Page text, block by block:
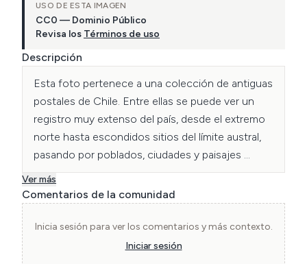
USO DE ESTA IMAGEN
CC0 — Dominio Público
Revisa los Términos de uso
Descripción
Esta foto pertenece a una colección de antiguas
postales de Chile. Entre ellas se puede ver un
registro muy extenso del país, desde el extremo
norte hasta escondidos sitios del límite austral,
pasando por poblados, ciudades y paisajes
naturales.
Ver más
Comentarios de la comunidad
Inicia sesión para ver los comentarios y más contexto.
Iniciar sesión